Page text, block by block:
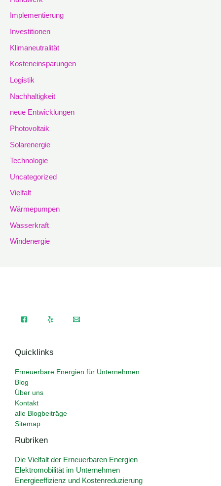
Implementierung
Investitionen
Klimaneutralität
Kosteneinsparungen
Logistik
Nachhaltigkeit
neue Entwicklungen
Photovoltaik
Solarenergie
Technologie
Uncategorized
Vielfalt
Wärmepumpen
Wasserkraft
Windenergie
Quicklinks
Erneuerbare Energien für Unternehmen
Blog
Über uns
Kontakt
alle Blogbeiträge
Sitemap
Rubriken
Die Vielfalt der Erneuerbaren Energien
Elektromobilität im Unternehmen
Energieeffizienz und Kostenreduzierung